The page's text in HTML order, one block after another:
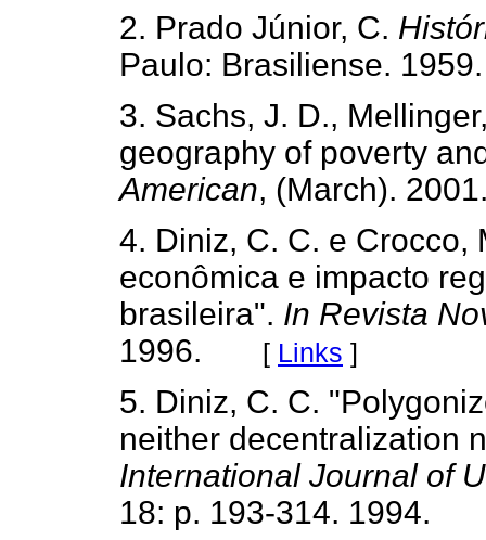
2. Prado Júnior, C.
Paulo: Brasiliense. 1959.
3. Sachs, J. D.,
geography of poverty
American, (March).
4. Diniz, C. C. e Crocco,
econômica e impacto
brasileira". In Revista
1996. [ Links ]
5. Diniz, C. C.
neither decentralization
International Journal of
18: p. 193-314. 1994.